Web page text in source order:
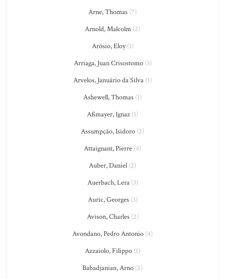
Arne, Thomas (7)
Arnold, Malcolm (2)
Arósio, Eloy(1)
Arriaga, Juan Crisostomo(3)
Arvelos, Januário da Silva (1)
Ashewell, Thomas (1)
Aßmayer, Ignaz (1)
Assumpção, Isidoro (2)
Attaignant, Pierre (4)
Auber, Daniel (2)
Auerbach, Lera(3)
Auric, Georges(3)
Avison, Charles(2)
Avondano, Pedro Antonio (4)
Azzaiolo, Filippo (1)
Babadjanian, Arno (2)